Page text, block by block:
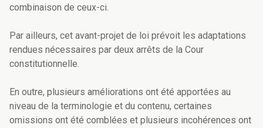
combinaison de ceux-ci.
Par ailleurs, cet avant-projet de loi prévoit les adaptations
rendues nécessaires par deux arrêts de la Cour
constitutionnelle.
En outre, plusieurs améliorations ont été apportées au
niveau de la terminologie et du contenu, certaines
omissions ont été comblées et plusieurs incohérences ont